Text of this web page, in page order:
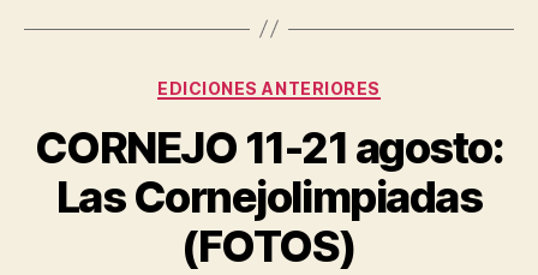
EDICIONES ANTERIORES
CORNEJO 11-21 agosto:
Las Cornejolimpiadas
(FOTOS)